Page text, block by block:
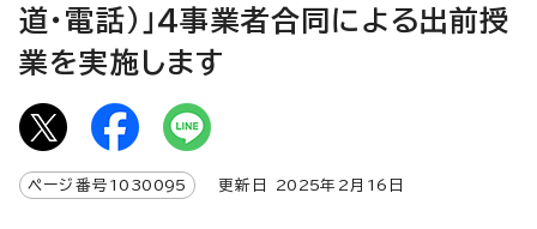
道・電話）」4事業者合同による出前授
業を実施します
ページ番号 1030095 更新日 2025年2月 16 日